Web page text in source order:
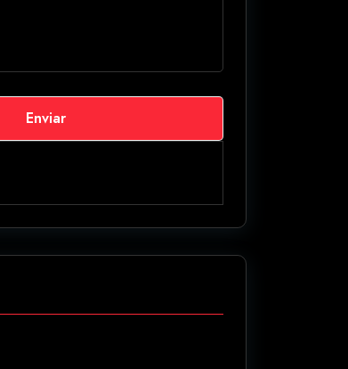
Enviar